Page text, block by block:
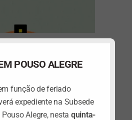
POUSO ALEGRE
função de feriado
expediente na Subsede
Alegre, nesta quinta-